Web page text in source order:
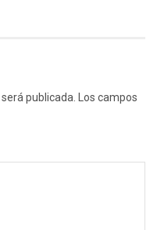
publicada.
Los campos